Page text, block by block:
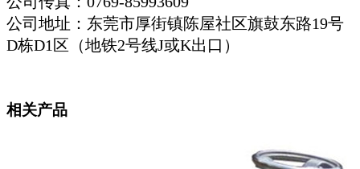
公司地址：东莞市厚街镇陈屋社区旗鼓东路19号
D栋D1区（地铁2号线J或K出口）
相关产品